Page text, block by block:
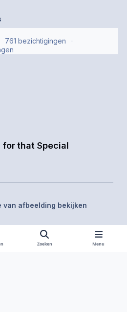
761 bezichtigingen
for that Special
van afbeelding bekijken
Zoeken Menu